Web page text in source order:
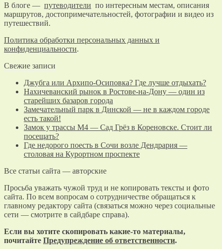
В блоге — путеводители по интересным местам, описания
маршрутов, достопримечательностей, фотографии и видео из
путешествий.
Политика обработки персональных данных и
конфиденциальности.
Свежие записи
Джубга или Архипо-Осиповка? Где лучше отдыхать?
Нахичеванский рынок в Ростове-на-Дону — один из
старейших базаров города
Замечательный парк в Динской — не в каждом городе
есть такой!
Замок у трассы М4 — Сад Грёз в Кореновске. Стоит ли
посещать?
Где недорого поесть в Сочи возле Дендрария —
столовая на Курортном проспекте
Все статьи сайта — авторские
Просьба уважать чужой труд и не копировать тексты и фото
сайта. По всем вопросам о сотрудничестве обращаться к
главному редактору сайта (связаться можно через социальные
сети — смотрите в сайдбаре справа).
Если вы хотите скопировать какие-то материалы,
почитайте Предупреждение об ответственности.